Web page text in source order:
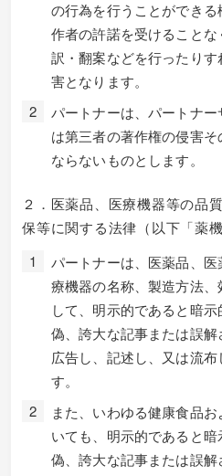
の行為を行うことができ
作者の許諾を受けること
訳・翻案などを行ったり
害となります。
パートナーは、パートナ
は第三者の著作権の侵害
ならないものとします。
２．医薬品、医療機器等の品
保等に関する法律（以下「薬
パートナーは、医薬品、
療機器の名称、製造方法
して、明示的であると暗
偽、誇大な記事または誤
広告し、記述し、又は流
す。
また、いわゆる健康食品
いても、明示的であると
偽、誇大な記事または誤